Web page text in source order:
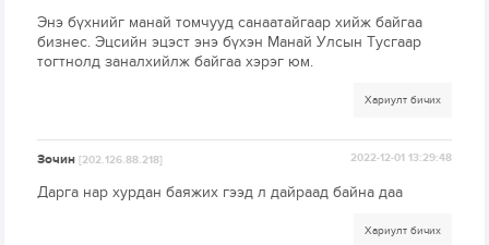
Энэ бүхнийг манай томчууд санаатайгаар хийж байгаа
бизнес. Эцсийн эцэст энэ бүхэн Манай Улсын Тусгаар
тогтнолд заналхийлж байгаа хэрэг юм.
Хариулт бичих
Зочин[202.126.88.218] 2022-12-01 13:29:48
Дарга нар хурдан баяжих гээд л дайраад байна даа
Хариулт бичих